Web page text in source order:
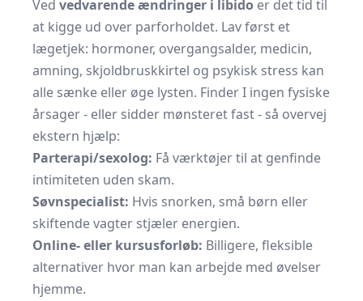
Ved vedvarende ændringer i libido er det tid til
at kigge ud over parforholdet. Lav først et
lægetjek: hormoner, overgangsalder, medicin,
amning, skjoldbruskkirtel og psykisk stress kan
alle sænke eller øge lysten. Finder I ingen fysiske
årsager - eller sidder mønsteret fast - så overvej
ekstern hjælp:
Parterapi/sexolog: Få værktøjer til at genfinde
intimiteten uden skam.
Søvnspecialist: Hvis snorken, små børn eller
skiftende vagter stjæler energien.
Online- eller kursusforløb: Billigere, fleksible
alternativer hvor man kan arbejde med øvelser
hjemme.